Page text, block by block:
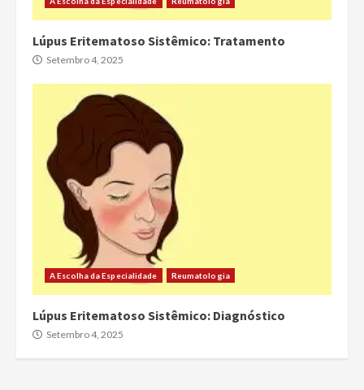
Lúpus Eritematoso Sistêmico: Tratamento
Setembro 4, 2025
A Escolha da Especialidade Reumatologia
Lúpus Eritematoso Sistêmico: Diagnóstico
Setembro 4, 2025